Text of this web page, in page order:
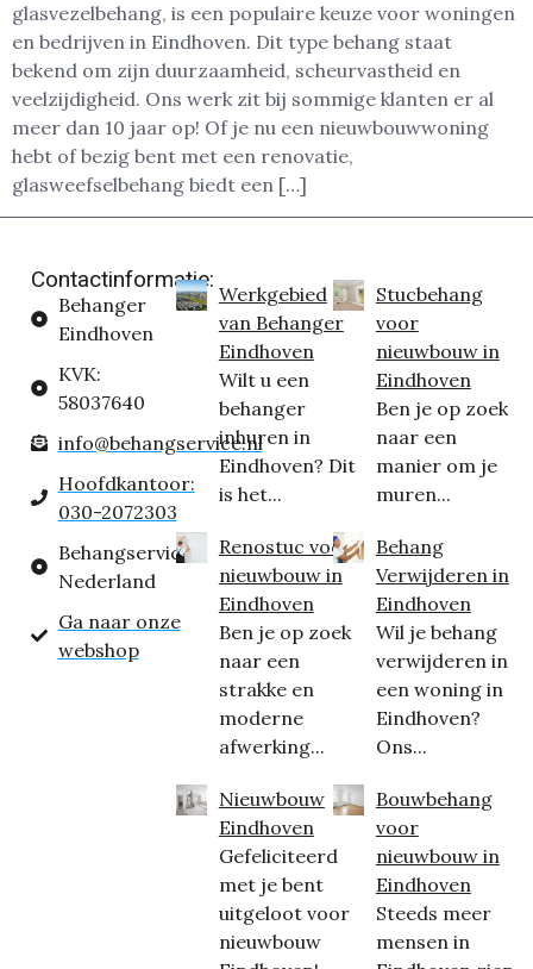
glasvezelbehang, is een populaire keuze voor woningen
en bedrijven in Eindhoven. Dit type behang staat
bekend om zijn duurzaamheid, scheurvastheid en
veelzijdigheid. Ons werk zit bij sommige klanten er al
meer dan 10 jaar op! Of je nu een nieuwbouwwoning
hebt of bezig bent met een renovatie,
glasweefselbehang biedt een […]
Contactinformatie:
Behanger
Eindhoven
KVK:
58037640
info@behangservice.nl
Hoofdkantoor:
030-2072303
Behangservice
Nederland
Ga naar onze
webshop
Werkgebied
van Behanger
Eindhoven
Wilt u een
behanger
inhuren in
Eindhoven? Dit
is het...
Renostuc voor
nieuwbouw in
Eindhoven
Ben je op zoek
naar een
strakke en
moderne
afwerking...
Nieuwbouw
Eindhoven
Gefeliciteerd
met je bent
uitgeloot voor
nieuwbouw
Stucbehang
voor
nieuwbouw in
Eindhoven
Ben je op zoek
naar een
manier om je
muren...
Behang
Verwijderen in
Eindhoven
Wil je behang
verwijderen in
een woning in
Eindhoven?
Ons...
Bouwbehang
voor
nieuwbouw in
Eindhoven
Steeds meer
mensen in